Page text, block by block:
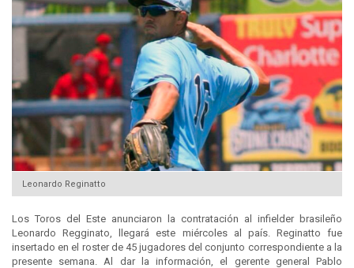
Leonardo Reginatto
Los Toros del Este anunciaron la contratación al infielder brasileño
Leonardo Regginato, llegará este miércoles al país. Reginatto fue
insertado en el roster de 45 jugadores del conjunto correspondiente a la
presente semana. Al dar la información, el gerente general Pablo